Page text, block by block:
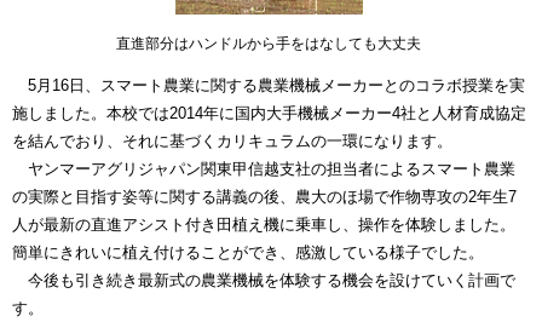
直進部分はハンドルから手をはなしても大丈夫
5月16日、スマート農業に関する農業機械メーカーとのコラボ授業を実
施しました。本校では2014年に国内大手機械メーカー4社と人材育成協定
を結んでおり、それに基づくカリキュラムの一環になります。
ヤンマーアグリジャパン関東甲信越支社の担当者によるスマート農業
の実際と目指す姿等に関する講義の後、農大のほ場で作物専攻の2年生7
人が最新の直進アシスト付き田植え機に乗車し、操作を体験しました。
簡単にきれいに植え付けることができ、感激している様子でした。
今後も引き続き最新式の農業機械を体験する機会を設けていく計画で
す。